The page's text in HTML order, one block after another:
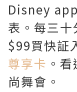
Disney
表。每三
$99買快証
尊享卡 。
尚舞會。